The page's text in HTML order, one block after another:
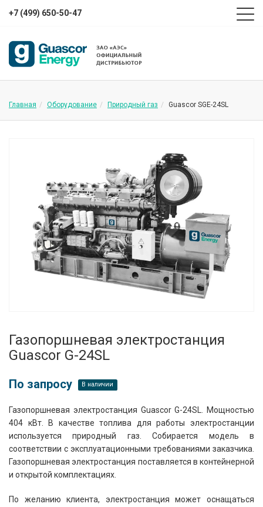
+7 (499) 650-50-47
Главная Оборудование Природный газ Guascor SGE-24SL
Газопоршневая электростанция
Guascor G-24SL
По запросу В наличии
Газопоршневая электростанция Guascor G-24SL. Мощностью
404 кВт. В качестве топлива для работы электростанции
используется природный газ. Собирается модель в
соответствии с эксплуатационными требованиями заказчика.
Газопоршневая электростанция поставляется в контейнерной
и открытой комплектациях.
По желанию клиента, электростанция может оснащаться